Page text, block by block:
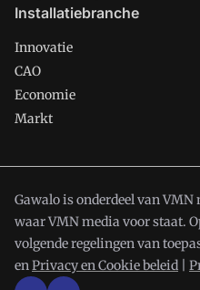
Installatiebranche
Innovatie
CAO
Economie
Markt
Gawalo is onderdeel van VMN
waar VMN media voor staat.
volgende regelingen van
enPrivacy en Cookie beleid